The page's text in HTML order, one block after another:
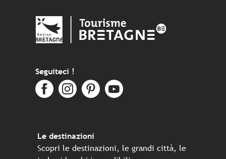
Seguiteci !
Le destinazioni
Scopri le destinazioni, le grandi città, le